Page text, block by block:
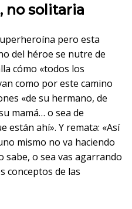
no solitaria
pero esta
del héroe se nutre de
cómo «todos los
como por este camino
«de su hermano, de
mamá… o sea de
están ahí». Y remata: «Así
mismo no va haciendo
sabe, o sea vas agarrando
conceptos de las